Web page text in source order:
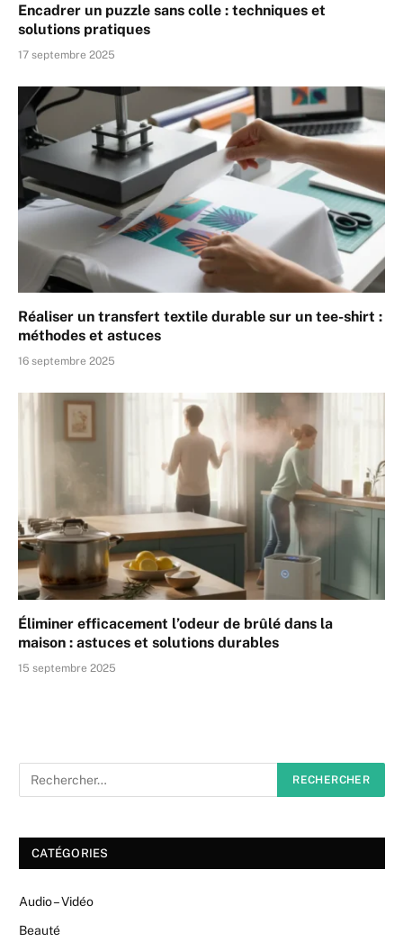
Encadrer un puzzle sans colle : techniques et
solutions pratiques
17 septembre 2025
Réaliser un transfert textile durable sur un tee-shirt :
méthodes et astuces
16 septembre 2025
Éliminer efficacement l’odeur de brûlé dans la
maison : astuces et solutions durables
15 septembre 2025
CATÉGORIES
Audio – Vidéo
Beauté